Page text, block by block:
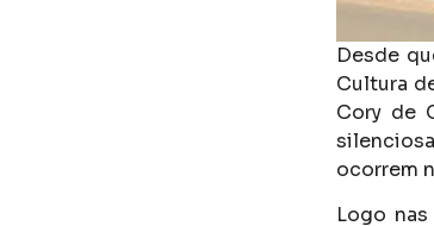
Desde
Cultura
Cory de
ocorrem
Logo